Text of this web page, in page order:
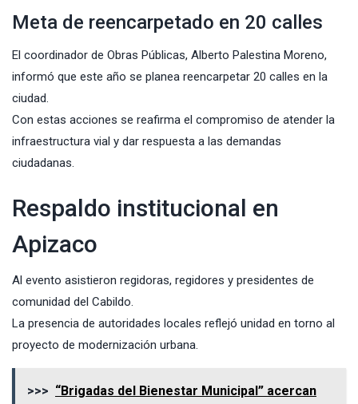
Meta de reencarpetado en 20 calles
El coordinador de Obras Públicas, Alberto Palestina Moreno,
informó que este año se planea reencarpetar 20 calles en la
ciudad.
Con estas acciones se reafirma el compromiso de atender la
infraestructura vial y dar respuesta a las demandas
ciudadanas.
Respaldo institucional en
Apizaco
Al evento asistieron regidoras, regidores y presidentes de
comunidad del Cabildo.
La presencia de autoridades locales reflejó unidad en torno al
proyecto de modernización urbana.
>>> “Brigadas del Bienestar Municipal” acercan